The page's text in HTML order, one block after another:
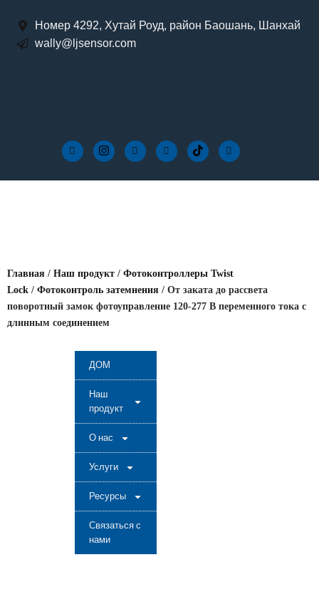
Номер 4292, Хутай Роуд, район Баошань, Шанхай
wally@ljsensor.com
ДОМ
Наш
продукт
О нас
Услуги
Ресурсы
Связаться с
нами
Главная / Наш продукт / Фотоконтроллеры Twist
Lock / Фотоконтроль затемнения / От заката до рассвета
поворотный замок фотоуправление 120-277 В переменного тока с
длинным соединением